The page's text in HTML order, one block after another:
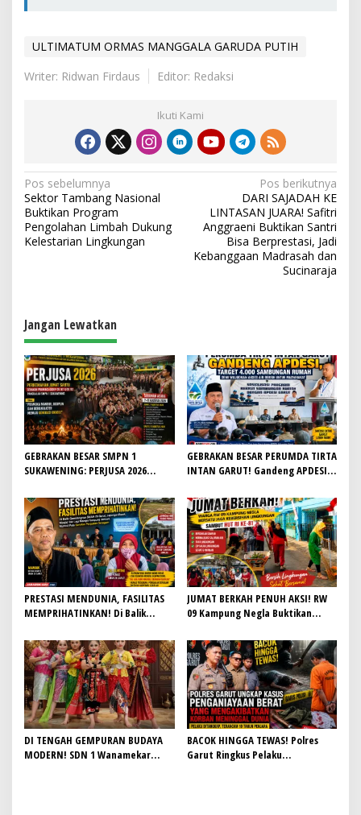
ULTIMATUM ORMAS MANGGALA GARUDA PUTIH
Writer: Ridwan Firdaus
Editor: Redaksi
Ikuti Kami
N
a
v
i
s
i
p
o
s
Pos sebelumnya
Sektor Tambang Nasional
Buktikan Program
Pengolahan Limbah Dukung
Kelestarian Lingkungan
Pos berikutnya
DARI SAJADAH KE
LINTASAN JUARA! Safitri
Anggraeni Buktikan Santri
Bisa Berprestasi, Jadi
Kebanggaan Madrasah dan
Sucinaraja
Jangan Lewatkan
GEBRAKAN BESAR SMPN 1
SUKAWENING: PERJUSA 2026
JIWA KEPANDUAN SISWA
GEBRAKAN BESAR PERUMDA TIRTA
INTAN GARUT! Gandeng APDESI,
Demi Wujudkan Akses Air Bersih
untuk Masyarakat
PRESTASI MENDUNIA, FASILITAS
MEMPRIHATINKAN! Di Balik
Lapangan Hoki Rusak, Masjid Tak
Lagi Mampu Tampung Jamaah,
Penjualan Seragam Ikut Jadi
Sorotan
JUMAT BERKAH PENUH AKSI! RW
09 Kampung Negla Buktikan
Slogan, Warga Bersatu Sambut
HUT RI ke-81
DI TENGAH GEMPURAN BUDAYA
MODERN! SDN 1 Wanamekar
BACOK HINGGA TEWAS! Polres
Garut Ringkus Pelaku